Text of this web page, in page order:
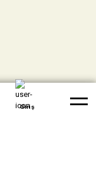
Whatsapp Yardım
Giriş